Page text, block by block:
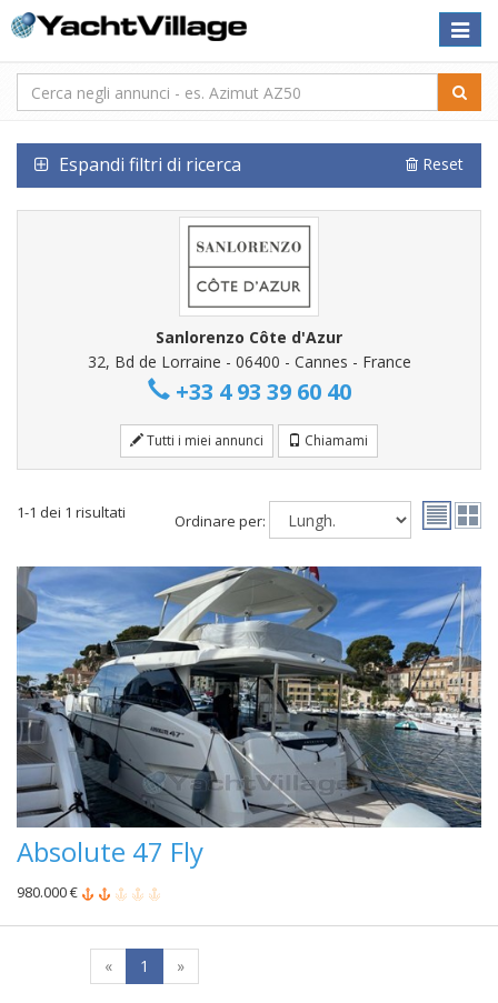
Toggle
Espandi filtri di ricerca Reset
Sanlorenzo Côte d'Azur
32, Bd de Lorraine - 06400 - Cannes - France
+33 4 93 39 60 40
Tutti i miei annunci Chiamami
1-1 dei 1 risultati Ordinare per:
Absolute 47 Fly
980.000 €
« 1 »